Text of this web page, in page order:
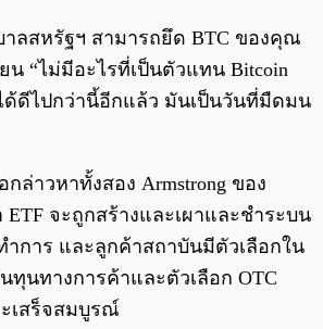
าลสหรัฐฯ สามารถยึด BTC ของคุณ
น “ไม่มีอะไรที่เป็นตัวแทน Bitcoin
ด้ดีไปกว่านี้อีกแล้ว มันเป็นวันที่มืดมน
ล่าวหาทั้งสอง Armstrong ของ
ETF จะถูกสร้างและเผาและชำระบน
ำการ และลูกค้าสถาบันมีตัวเลือกใน
ทุนทางการค้าและตัวเลือก OTC
เสร็จสมบูรณ์